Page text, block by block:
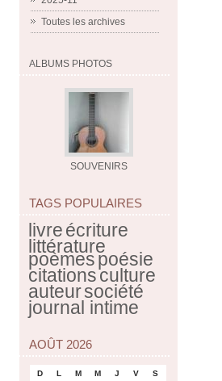
Toutes les archives
ALBUMS PHOTOS
SOUVENIRS
TAGS POPULAIRES
livreécriture
littérature
poèmespoésie
citationsculture
auteursociété
journal intime
AOÛT 2026
D L M M J V
S